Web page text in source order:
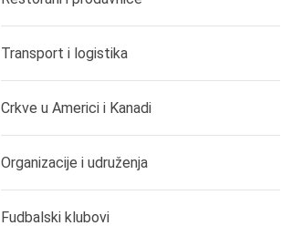
Transport i logistika
Crkve u Americi i Kanadi
Organizacije i udruženja
Fudbalski klubovi